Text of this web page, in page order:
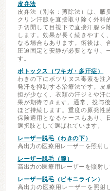
皮弁法
皮弁法（別名：剪除法）は、腋
クリン汗腺を直接取り除く外科
チ切開して目視下で直接汗腺を
します。効果が長く続きやすく
なる場合もあります。術後は、
圧迫固定と安静が必要となり、
す。
ボトックス（ワキガ・多汗症）
わきの下にボツリヌス毒素を注
発汗を抑制する治療法です。皮
担が少なく、衣類の汗ジミや汗
果が期待できます。通常、投与
ほど持続します。重度の原発性
保険適用となるケースもあり、
選択肢として選ばれています。
レーザー脱毛（わきの下）
高出力の医療用レーザーを照射
レーザー脱毛（腕）
高出力の医療用レーザーを照射
レーザー脱毛（ビキニライン）
高出力の医療用レーザーを照射